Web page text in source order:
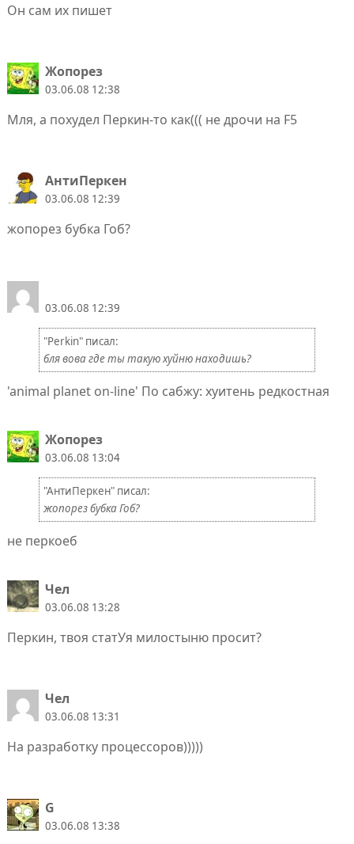
Он сам их пишет
Жопорез
03.06.08 12:38
Мля, а похудел Перкин-то как((( не дрочи на F5
АнтиПеркен
03.06.08 12:39
жопорез бубка Гоб?
03.06.08 12:39
"Perkin" писал:
бля вова где ты такую хуйню находишь?
'animal planet on-line' По сабжу: хуитень редкостная
Жопорез
03.06.08 13:04
"АнтиПеркен" писал:
жопорез бубка Гоб?
не перкоеб
Чел
03.06.08 13:28
Перкин, твоя статУя милостыню просит?
Чел
03.06.08 13:31
На разработку процессоров)))))
G
03.06.08 13:38